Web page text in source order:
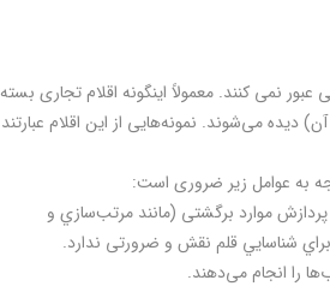
نمی کنند. معمولاً این­گونه اقلام تجاری بسته
ديده می‌شوند. نمونه‌هايی از این اقلام عبارتند
به عوامل زیر ضروری است:
پردازش موارد برگشتی (مانند مرتب‌سازي و
شناسايي قلم نقش و ضرورتی ندارد.
را انجام می‌دهند.